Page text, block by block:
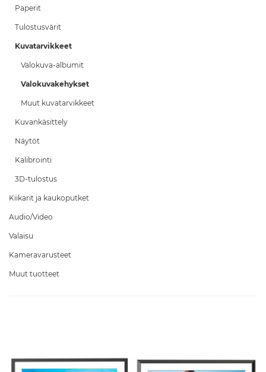
Paperit
Tulostusvärit
Kuvatarvikkeet
Valokuva-albumit
Valokuvakehykset
Muut kuvatarvikkeet
Kuvankäsittely
Näytöt
Kalibrointi
3D-tulostus
Kiikarit ja kaukoputket
Audio/Video
Valaisu
Kameravarusteet
Muut tuotteet